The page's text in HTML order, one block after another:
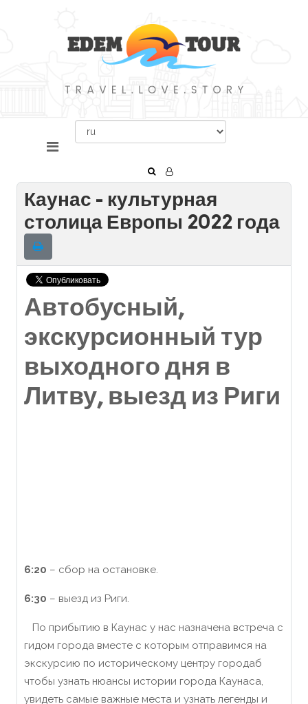
Каунас - культурная
столица Европы 2022 года
Автобусный,
экскурсионный тур
выходного дня в
Литву, выезд из Риги
6:20 – сбор на остановке.
6:30 – выезд из Риги.
По прибытию в Каунас у нас назначена встреча с
гидом города вместе с которым отправимся на
экскурсию по историческому центру городаб
чтобы узнать нюансы истории города Каунаса,
увидеть самые важные места и узнать легенды и